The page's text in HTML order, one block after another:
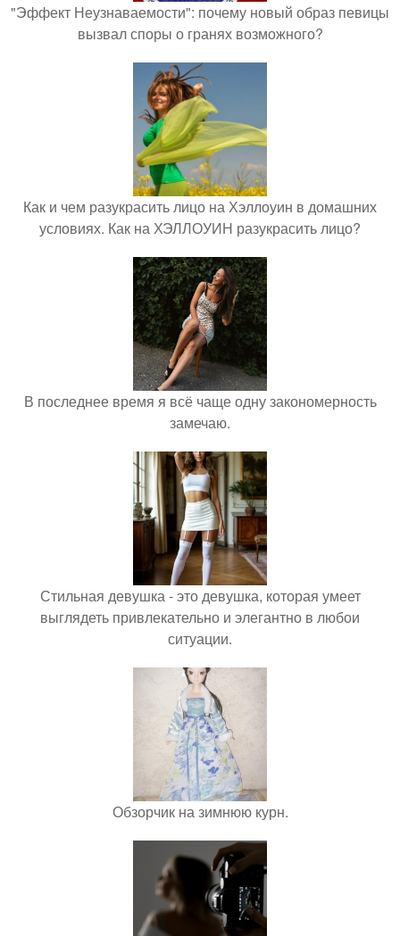
"Эффект Неузнаваемости": почему новый образ певицы
вызвал споры о гранях возможного?
Как и чем разукрасить лицо на Хэллоуин в домашних
условиях. Как на ХЭЛЛОУИН разукрасить лицо?
В последнее время я всё чаще одну закономерность
замечаю.
Стильная девушка - это девушка, которая умеет
выглядеть привлекательно и элегантно в любои
ситуации.
Обзорчик на зимнюю курн.